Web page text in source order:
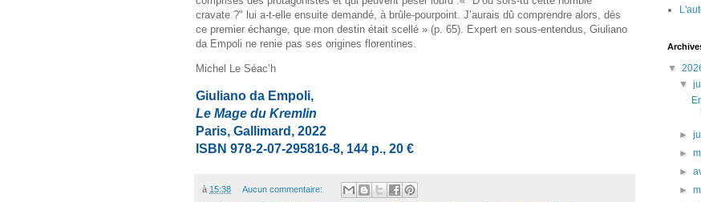
cravate ?" lui a-t-elle ensuite demandé, à brûle-pourpoint. J’aurais dû comprendre alors, dès
ce premier échange, que mon destin était scellé » (p. 65). Expert en sous-entendus, Giuliano
da Empoli ne renie pas ses origines florentines.
Michel Le Séac’h
Giuliano da Empoli,
Le Mage du Kremlin
Paris, Gallimard, 2022
ISBN 978-2-07-295816-8, 144 p., 20 €
à 15:38 Aucun commentaire:
▼
▼
►
►
►
►